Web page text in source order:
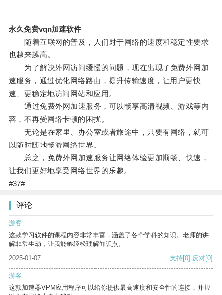
永久免费vqn加速软件
随着互联网的普及，人们对于网络的速度和稳定性要求
也越来越高。
为了解决外网访问缓慢的问题，现在出现了免费外网加
速服务，通过优化网络路由，提升传输速度，让用户更快
速、更稳定地访问网站和应用。
通过免费外网加速服务，可以畅享高清视频、游戏等内
容，不再受网络卡顿的困扰。
无论是在家里、办公室或者旅途中，只要有网络，就可
以随时随地畅游网络世界。
总之，免费外网加速服务让网络体验更加顺畅、快速，
让我们更好地享受网络世界的乐趣。
#37#
评论
游客
这款学习软件的课程内容非常丰富，涵盖了各个学科的知识。老师的讲
解非常生动，让我能够轻松理解知识点。
2025-01-07
支持[0] 反对[0]
游客
这款加速器VPM应用程序可以给你提供最高速度和安全性的连接，并帮